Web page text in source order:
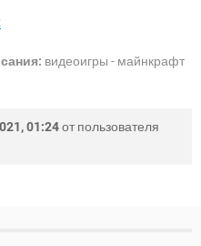
видеоигры - майнкрафт
01:24от пользователя